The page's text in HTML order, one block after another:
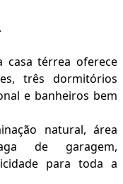
casa térrea oferece
três dormitórios
e banheiros bem
natural, área
de garagem,
para toda a